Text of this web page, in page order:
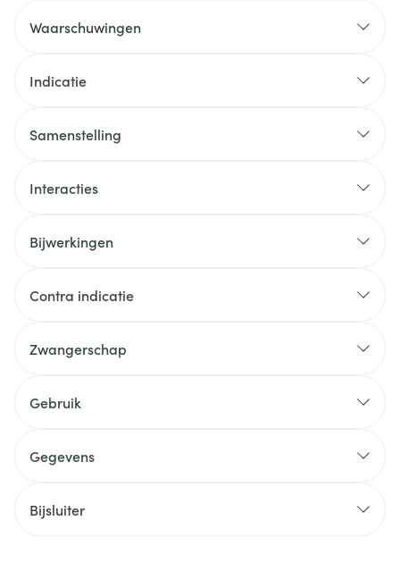
Waarschuwingen
Indicatie
Samenstelling
Interacties
Bijwerkingen
Contra indicatie
Zwangerschap
Gebruik
Gegevens
Bijsluiter